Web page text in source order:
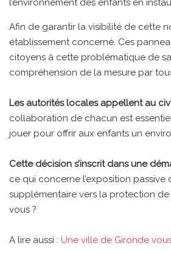
l’environnement des enfants en
Afin de garantir la visibilité de cette
établissement concerné. Ces
citoyens à cette problématique de
compréhension de la mesure par
Les autorités locales appellent au
collaboration de chacun est
jouer pour offrir aux enfants un
Cette décision s’inscrit dans une
ce qui concerne l’exposition
supplémentaire vers la protection
vous ?
A lire aussi : Une ville de Gironde